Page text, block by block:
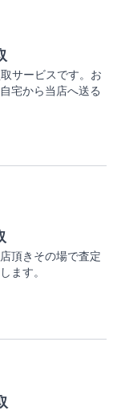
サービスです。お
宅から当店へ送る
頂きその場で査定
ます。